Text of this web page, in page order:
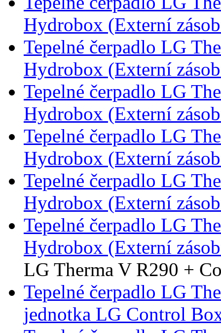
Hydrobox (Externí
Tepelné čerpadlo LG
Hydrobox (Externí
Tepelné čerpadlo LG
Hydrobox (Externí
Tepelné čerpadlo LG
Hydrobox (Externí
Tepelné čerpadlo LG
Hydrobox (Externí
Tepelné čerpadlo LG
Hydrobox (Externí
LG Therma V R290 +
Tepelné čerpadlo LG
jednotka LG Control